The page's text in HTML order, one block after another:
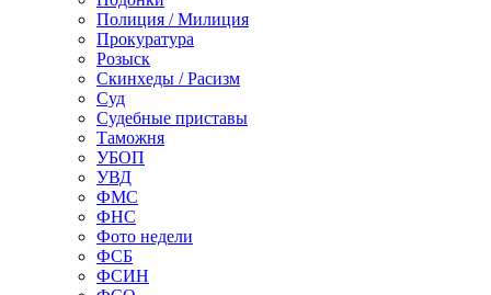
Полиция / Милиция
Прокуратура
Розыск
Скинхеды / Расизм
Суд
Судебные приставы
Таможня
УБОП
УВД
ФМС
ФНС
Фото недели
ФСБ
ФСИН